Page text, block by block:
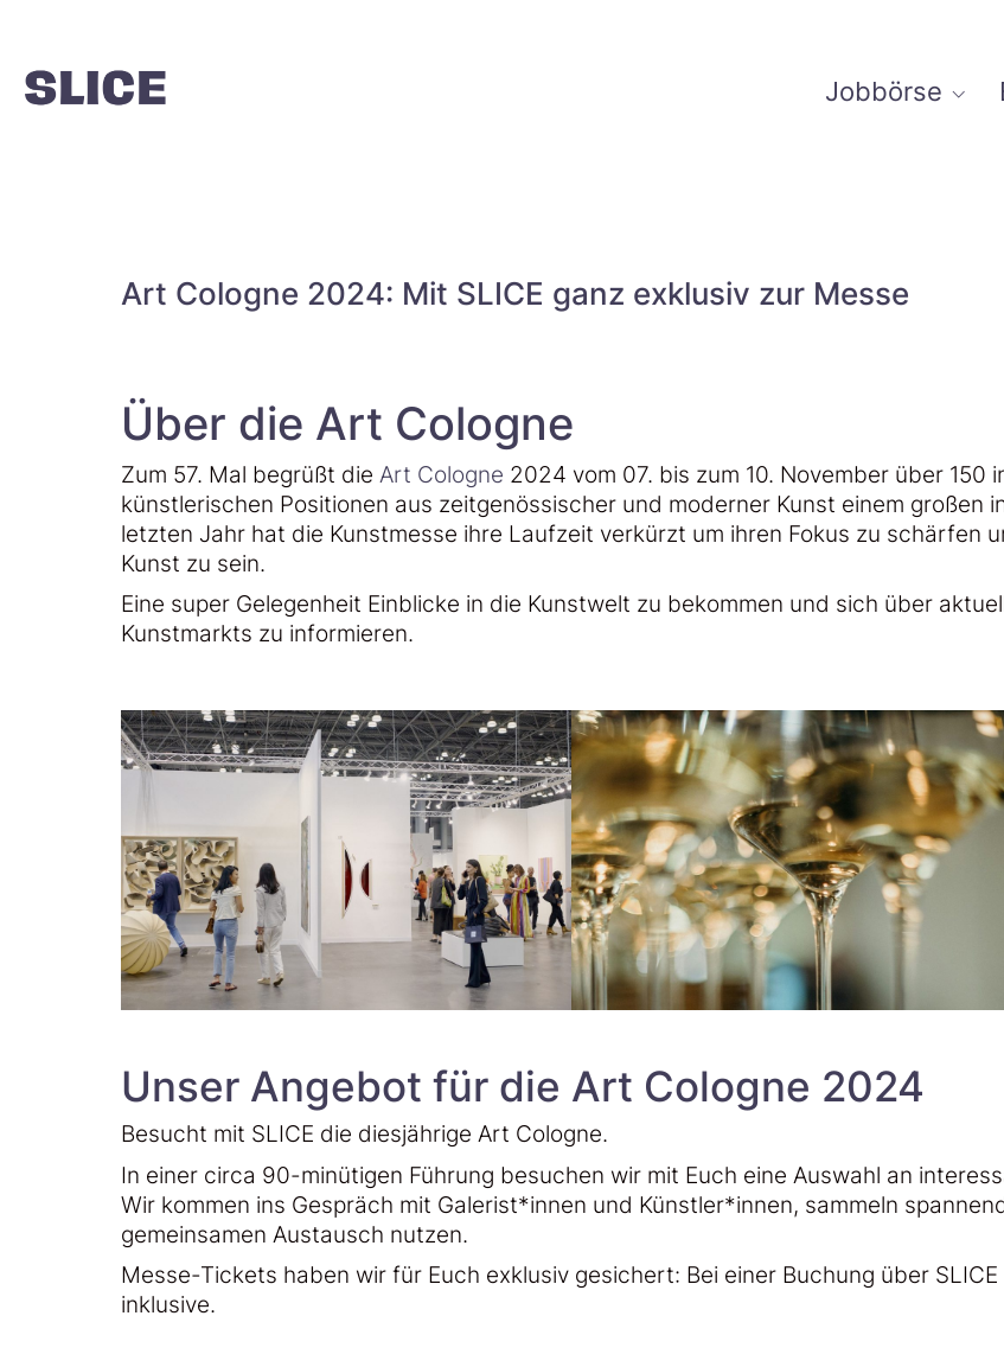
Jobbörse
Art Cologne 2024: Mit SLICE ganz exklusiv zur Messe
Über die Art Cologne
Zum 57. Mal begrüßt die Art Cologne 2024 vom 07. bis zum 10. November über 150
künstlerischen Positionen aus zeitgenössischer und moderner Kunst einem großen
letzten Jahr hat die Kunstmesse ihre Laufzeit verkürzt um ihren Fokus zu schärfen
Kunst zu sein.
Eine super Gelegenheit Einblicke in die Kunstwelt zu bekommen und sich über
Kunstmarkts zu informieren.
Unser Angebot für die Art Cologne 2024
Besucht mit SLICE die diesjährige Art Cologne.
In einer circa 90-minütigen Führung besuchen wir mit Euch eine Auswahl an
Wir kommen ins Gespräch mit Galerist*innen und Künstler*innen, sammeln
gemeinsamen Austausch nutzen.
Messe-Tickets haben wir für Euch exklusiv gesichert: Bei einer Buchung über
inklusive.